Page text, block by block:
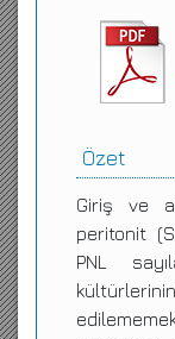
Özet
Giriş ve
peritonit
PNL